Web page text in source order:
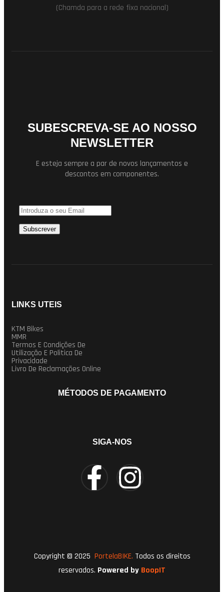
(Chamda para a rede fixa nacional)
SUBESCREVA-SE AO NOSSO
NEWSLETTER
E esteja sempre a par de novos lançamentos e
descontos em componentes.
LINKS UTEIS
KTM Bikes
MMR
Termos E Condições De
Utilização E Politica De
Privacidade
Livro De Reclamações Online
MÉTODOS DE PAGAMENTO
SIGA-NOS
Copyright © 2025 PortelaBIKE. Todos os direitos
reservados. Powered by BoopIT